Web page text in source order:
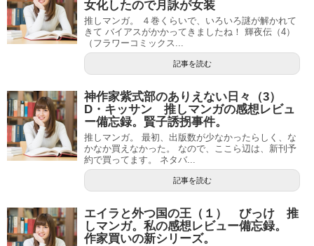
女化したので月詠が女装
推しマンガ。 ４巻くらいで、いろいろ謎が解かれて
きて バイアスがかかってきましたね！ 輝夜伝（4）
（フラワーコミックス...
記事を読む
神作家紫式部のありえない日々（3）
D・キッサン 推しマンガの感想レビュ
ー備忘録。賢子誘拐事件。
推しマンガ。 最初、出版数が少なかったらしく、な
かなか買えなかった。 なので、ここら辺は、新刊予
約で買ってます。 ネタバ...
記事を読む
エイラと外つ国の王（１） びっけ 推
しマンガ。私の感想レビュー備忘録。
作家買いの新シリーズ。